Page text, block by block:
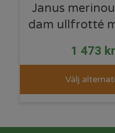
Janus
dam ullfrotté
1 473 kr
Välj